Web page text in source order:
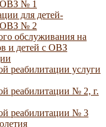
ОВЗ № 1
для детей-
ОВЗ № 2
обслуживания на
и детей с ОВЗ
реабилитации услуги
реабилитации № 2, г.
реабилитации № 3